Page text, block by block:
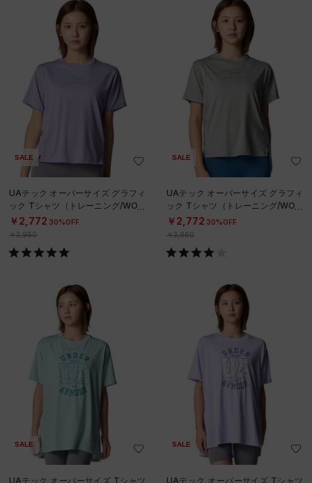
SALE
UAテック オーバーサイズ グラフィ
ック Tシャツ（トレーニング/WOM
EN）
￥2,772 30%OFF
￥3,960
SALE
UAテック オーバーサイズ グラフィ
ック Tシャツ（トレーニング/WOM
EN）
￥2,772 30%OFF
￥3,960
SALE
UAテック オーバーサイズ Tシャツ
SALE
UAテック オーバーサイズ Tシャツ